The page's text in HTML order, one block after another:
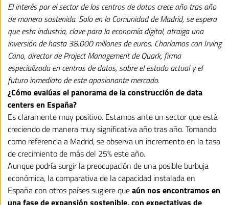
“pese
a
la
gran
demanda,
vivimos
una
de
expansión
sostenible
que
puede
mantenerse
El interés por el sector de los centros de datos crece año tras año
de manera sostenida. Solo en la Comunidad de Madrid, se espera
que esta industria, clave para la economía digital, atraiga una
inversión de hasta 38.000 millones de euros. Charlamos con Irving
Cano, director de Project Management deQuark, firma
especializada en centros de datos, sobre el estado actual y el
futuro inmediato de este apasionante mercado.
¿Cómo evalúas el panorama de la construcción de data
centers en España?
Es claramente muy positivo. Estamos ante un sector que está
creciendo de manera muy significativa año tras año. Tomando
como referencia a Madrid, se observa un incremento en la tasa
de crecimiento de más del 25% este año.
Aunque podría surgir la preocupación de una posible burbuja
económica, la comparativa de la capacidad instalada en
España con otros países sugiere queaún nos encontramos en